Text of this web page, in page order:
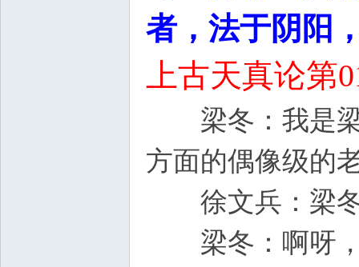
者，法于阴阳
上古天真论第
梁冬：我是梁
方面的偶像级的
徐文兵：梁冬
梁冬：啊呀，